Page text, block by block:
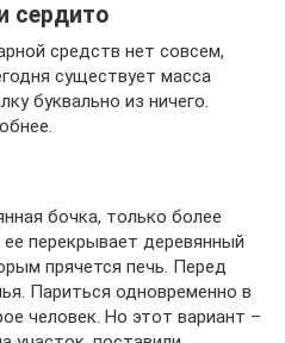
сердито
средств нет совсем,
существует масса
буквально из ничего.
бочка, только более
перекрывает деревянный
прячется печь. Перед
Париться одновременно в
человек. Но этот вариант –